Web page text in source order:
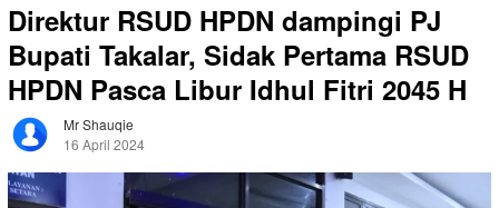
Direktur RSUD HPDN dampingi PJ
Bupati Takalar, Sidak Pertama RSUD
HPDN Pasca Libur Idhul Fitri 2045 H
Mr Shauqie
16 April 2024